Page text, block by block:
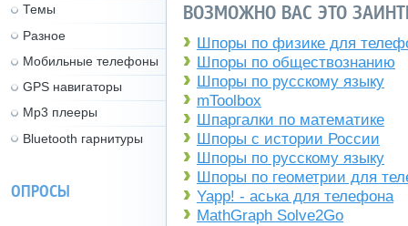
ВОЗМОЖНО ВАС ЭТО
Шпоры по физике для
Шпоры по обществознанию
Шпоры по русскому языку
mToolbox
Шпаргалки по математике
Шпоры с истории России
Шпоры по русскому языку
Шпоры по геометрии для
Yapp! - аська для телефона
MathGraph Solve2Go
Темы
Разное
Мобильные телефоны
GPS навигаторы
Mp3 плееры
Bluetooth гарнитуры
ОПРОСЫ